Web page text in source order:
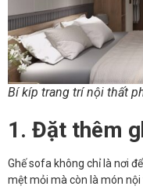
Bí kíp trang trí nội thất
1. Đặt thêm
Ghế sofa không chỉ là nơi
mệt mỏi mà còn là món